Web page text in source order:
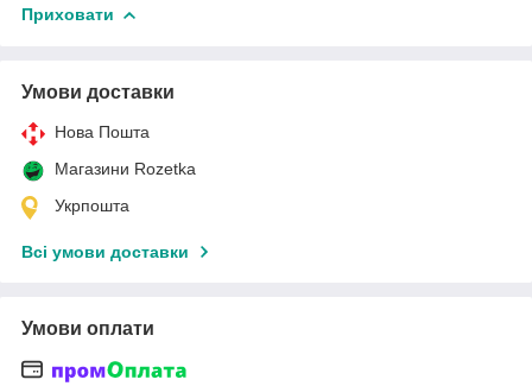
Приховати
Умови доставки
Нова Пошта
Магазини Rozetka
Укрпошта
Всі умови доставки
Умови оплати